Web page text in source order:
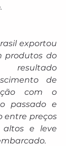
exportou
produtos do
resultado
de
com o
passado e
entre preços
altos e leve